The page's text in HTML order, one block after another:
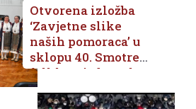
Otvorena izložba
‘Zavjetne slike
naših pomoraca’ u
sklopu 40. Smotre
folklora jadranske
Hrvatske